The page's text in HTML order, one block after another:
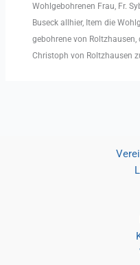
Wohlgebohrenen Frau, Fr.
Buseck allhier, Item die
gebohrene von
Christoph von Roltzhausen